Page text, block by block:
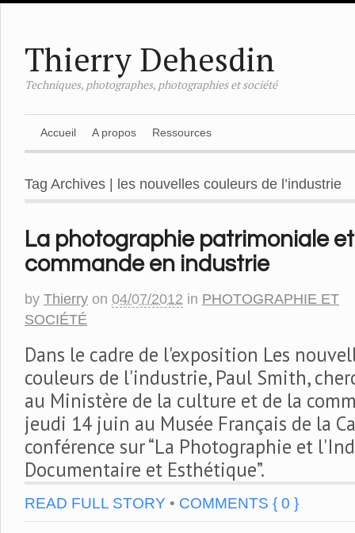
Thierry Dehesdin
Techniques, photographes, photographies et société
Accueil A propos Ressources
Tag Archives | les nouvelles couleurs de l’industrie
La photographie patrimoniale
commande en industrie
by Thierry on 04/07/2012 in PHOTOGRAPHIE ET
SOCIÉTÉ
Dans le cadre de l'exposition Les
couleurs de l'industrie, Paul Smith,
au Ministère de la culture et de la
jeudi 14 juin au Musée Français de la
conférence sur “La Photographie et
Documentaire et Esthétique”.
READ FULL STORY • COMMENTS { 0 }